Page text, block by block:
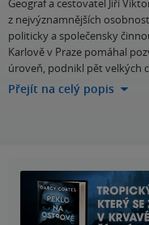
Geograf a cestovatel Jiří
z nejvýznamnějších
politicky a společensky
Karlově v Praze pomáhal
úroveň, podnikl pět velkých
Přejít na celý popis